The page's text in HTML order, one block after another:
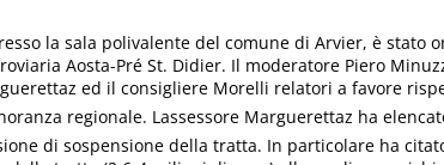
la sala polivalente del comune di Arvier, è stato
Aosta-Pré St. Didier. Il moderatore Piero
ed il consigliere Morelli relatori a favore
regionale. Lassessore Marguerettaz ha
di sospensione della tratta. In particolare ha